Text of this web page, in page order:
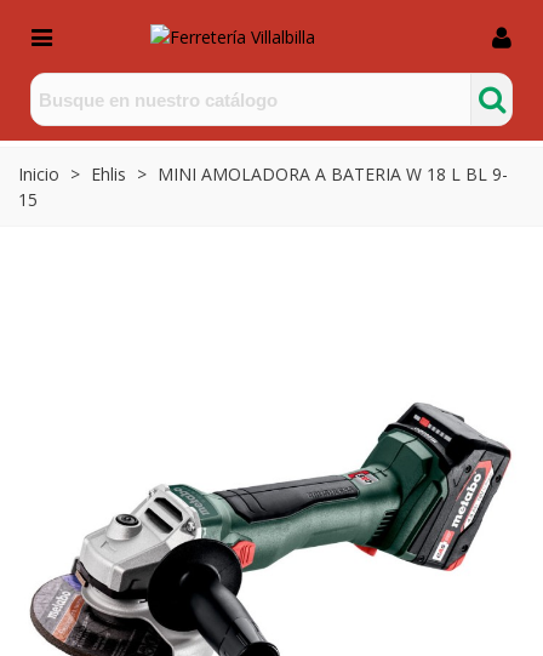
Inicio > Ehlis > MINI AMOLADORA A BATERIA W 18 L BL 9-
15